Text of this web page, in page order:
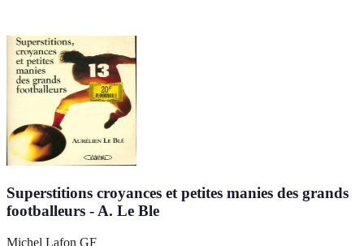
Superstitions croyances et petites manies des grands
footballeurs - A. Le Ble
Michel Lafon GF